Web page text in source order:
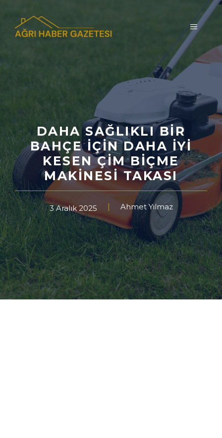
MENÜ
DAHA SAĞLIKLI BIR
BAHÇE İÇIN DAHA İYI
KESEN ÇIM BIÇME
MAKINESI TAKASI
3 Aralık 2025 Ahmet Yılmaz